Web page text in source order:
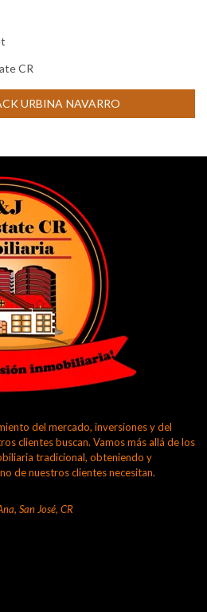
CR
URBINA NAVARRO
del mercado, inversiones y del
clientes buscan. Vamos más allá de los
tradicional, obteniendo y
de nuestros clientes necesitan.
San José, CR